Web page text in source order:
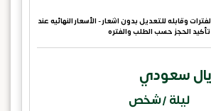
وقابله للتعديل بدون اشعار - الأسعار النهائيه عند
تأكيد الحجز حسب الطلب والفتره
ليلة /شخص